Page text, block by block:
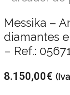
Messika –
diamantes
– Ref.:
8.150,00€